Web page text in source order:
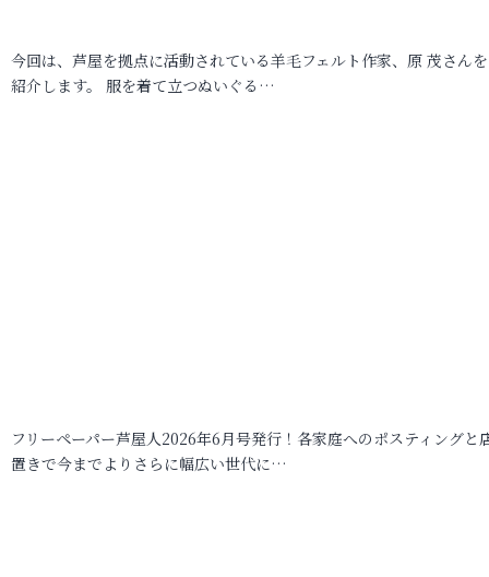
今回は、芦屋を拠点に活動されている羊毛フェルト作家、原 茂さん
紹介します。 服を着て立つぬいぐる…
フリーペーパー芦屋人2026年6月号発行！各家庭へのポスティングと
置きで今までよりさらに幅広い世代に…